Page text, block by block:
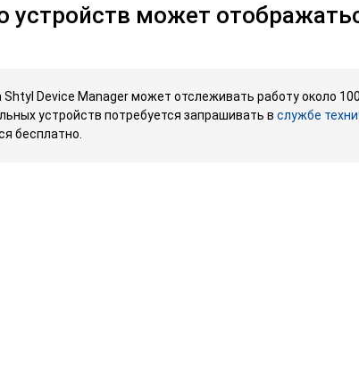
устройств может
Shtyl Device Manager может отслеживать работу около
устройств потребуется запрашивать в службе
бесплатно.